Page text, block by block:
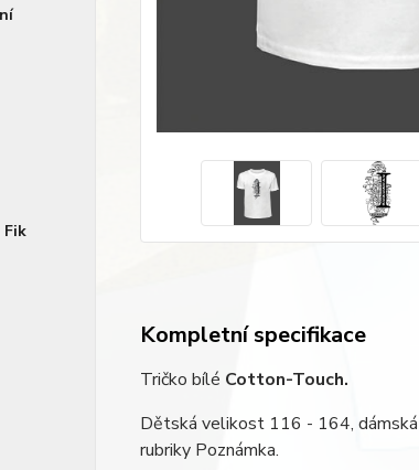
Fik
Kompletní specifikace
Tričko bílé Cotton-Touch.
Dětská velikost 116 - 164,
rubriky Poznámka.